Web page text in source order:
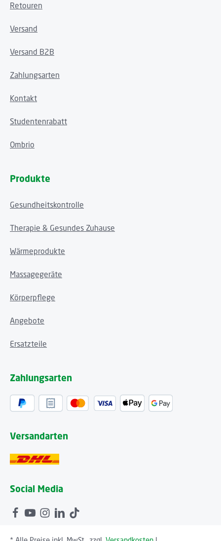
Retouren
Versand
Versand B2B
Zahlungsarten
Kontakt
Studentenrabatt
Ombrio
Produkte
Gesundheitskontrolle
Therapie & Gesundes Zuhause
Wärmeprodukte
Massagegeräte
Körperpflege
Angebote
Ersatzteile
Zahlungsarten
Versandarten
Social Media